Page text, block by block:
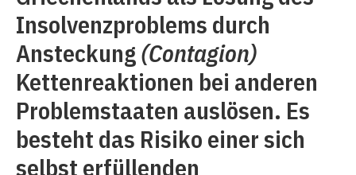
Insolvenzproblems durch
Ansteckung(Contagion)
Kettenreaktionen bei anderen
Problemstaaten auslösen. Es
besteht das Risiko einer sich
selbst erfüllenden